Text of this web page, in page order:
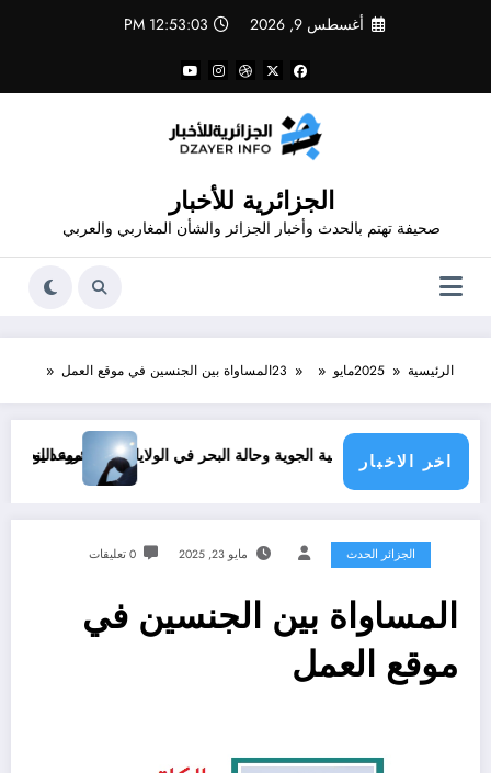
أغسطس 9, 2026 12:53:04 PM
الجزائرية للأخبار
صحيفة تهتم بالحدث وأخبار الجزائر والشأن المغاربي والعربي
الرئيسية 2025مايو 23المساواة بين الجنسين في موقع العمل
اخر الاخبار موعد انخفاض الحرارة في ولايات الجزائر
الجزائر الحدث مايو 23, 2025 0 تعليقات
المساواة بين الجنسين في
موقع العمل